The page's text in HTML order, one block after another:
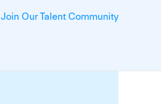
Join Our Talent Community